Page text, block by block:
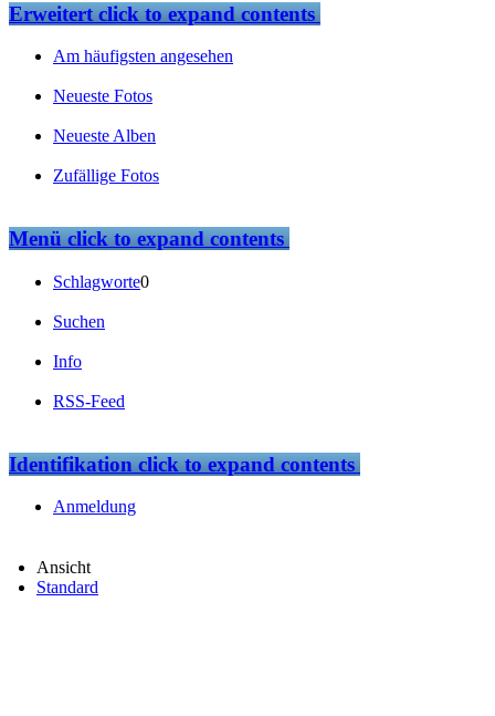
Erweitertclick to expand contents
Am häufigsten angesehen
Neueste Fotos
Neueste Alben
Zufällige Fotos
Menüclick to expand contents
Schlagworte0
Suchen
Info
RSS-Feed
Identifikationclick to expand contents
Anmeldung
Ansicht
Standard